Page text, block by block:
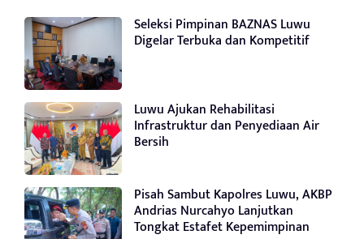
Seleksi Pimpinan BAZNAS Luwu
Digelar Terbuka dan Kompetitif
Luwu Ajukan Rehabilitasi
Infrastruktur dan Penyediaan Air
Bersih
Pisah Sambut Kapolres Luwu, AKBP
Andrias Nurcahyo Lanjutkan
Tongkat Estafet Kepemimpinan